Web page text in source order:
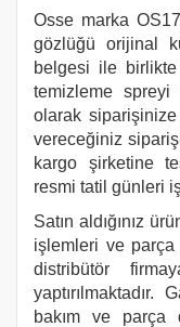
Osse marka
gözlüğü orijinal
belgesi ile birlikte
temizleme
olarak
vereceğiniz
kargo şirketine
resmi tatil günleri
Satın aldığınız
işlemleri ve parça
distribütör
yaptırılmaktadır.
bakım ve parça